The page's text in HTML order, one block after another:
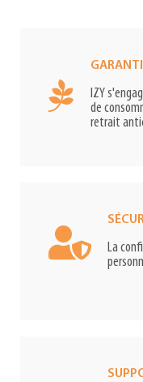
IZY
de
retrait
La